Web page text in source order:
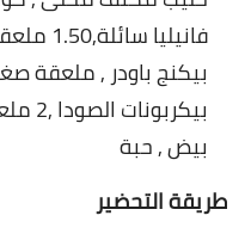
فانيليا سائلة,1.50 ملعقة صغيرة
بيكنج باودر , ملعقة
بيكربونات الصودا ,2 ملعقة صغيرة
بيض , حبة
طريقة التحضير